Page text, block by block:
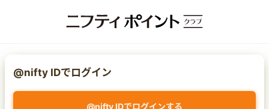
@nifty IDでログイン
@nifty IDでログインする